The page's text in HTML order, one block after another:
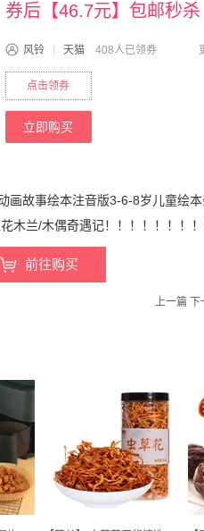
券后【46.7元】包邮秒杀
风铃 天猫 408人已领券
点击领券
立即购买
画故事绘本注音版3-6-8岁儿童绘
木兰/木偶奇遇记！！！！！！！！
前往购买
上一篇